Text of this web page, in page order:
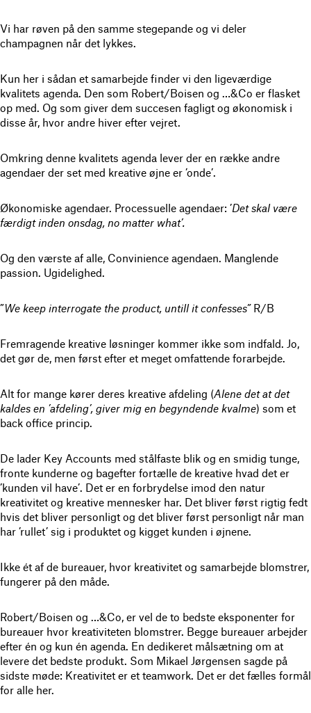
Vi har røven på den samme stegepande og vi deler
champagnen når det lykkes.
Kun her i sådan et samarbejde finder vi den ligeværdige
kvalitets agenda. Den som Robert/Boisen og …&Co er flasket
op med. Og som giver dem succesen fagligt og økonomisk i
disse år, hvor andre hiver efter vejret.
Omkring denne kvalitets agenda lever der en række andre
agendaer der set med kreative øjne er ’onde’.
Økonomiske agendaer. Processuelle agendaer: ’Det skal være
færdigt inden onsdag, no matter what’.
Og den værste af alle, Convinience agendaen. Manglende
passion. Ugidelighed.
”We keep interrogate the product, untill it confesses”R/B
Fremragende kreative løsninger kommer ikke som indfald. Jo,
det gør de, men først efter et meget omfattende forarbejde.
Alt for mange kører deres kreative afdeling (Alene det at det
kaldes en ’afdeling’, giver mig en begyndende kvalme) som et
back office princip.
De lader Key Accounts med stålfaste blik og en smidig tunge,
fronte kunderne og bagefter fortælle de kreative hvad det er
’kunden vil have’. Det er en forbrydelse imod den natur
kreativitet og kreative mennesker har. Det bliver først rigtig fedt
hvis det bliver personligt og det bliver først personligt når man
har ’rullet’ sig i produktet og kigget kunden i øjnene.
Ikke ét af de bureauer, hvor kreativitet og samarbejde blomstrer,
fungerer på den måde.
Robert/Boisen og …&Co, er vel de to bedste eksponenter for
bureauer hvor kreativiteten blomstrer. Begge bureauer arbejder
efter én og kun én agenda. En dedikeret målsætning om at
levere det bedste produkt. Som Mikael Jørgensen sagde på
sidste møde: Kreativitet er et teamwork. Det er det fælles formål
for alle her.